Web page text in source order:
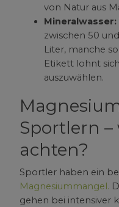
von Natur aus
Mineralwasser:
zwischen 50
Liter, manche
Etikett lohnt
auszuwählen.
Sportlern –
achten?
Sportler haben ein
Magnesiummangel.
gehen bei intensiver